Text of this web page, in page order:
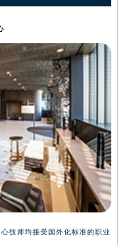
技师均接受国外化标准的职业